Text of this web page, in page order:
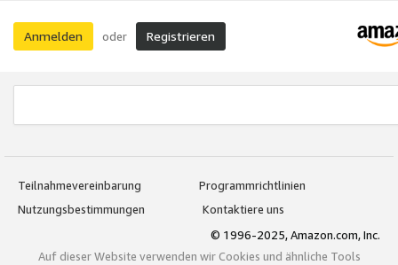
Anmelden oder Registrieren
Teilnahmevereinbarung
Programmrichtlinien
Nutzungsbestimmungen
Kontaktiere uns
© 1996-2025, Amazon.com, Inc.
Auf dieser Website verwenden wir Cookies und ähnliche Tools